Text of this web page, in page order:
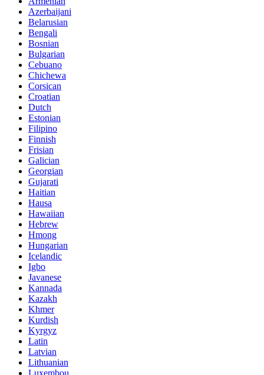
Azerbaijani
Belarusian
Bengali
Bosnian
Bulgarian
Cebuano
Chichewa
Corsican
Croatian
Dutch
Estonian
Filipino
Finnish
Frisian
Galician
Georgian
Gujarati
Haitian
Hausa
Hawaiian
Hebrew
Hmong
Hungarian
Icelandic
Igbo
Javanese
Kannada
Kazakh
Khmer
Kurdish
Kyrgyz
Latin
Latvian
Lithuanian
Luxembou..